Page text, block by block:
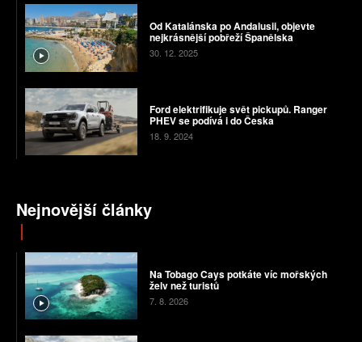
Od Katalánska po Andalusii, objevte
nejkrásnější pobřeží Španělska
30. 12. 2025
Ford elektrifikuje svět pickupů. Ranger
PHEV se podívá i do Česka
18. 9. 2024
Nejnovější články
Na Tobago Cays potkáte víc mořských
želv než turistů
7. 8. 2026